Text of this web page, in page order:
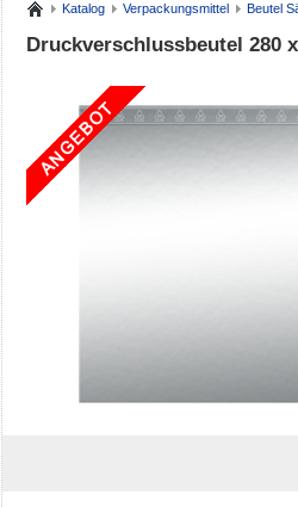
Katalog Verpackungsmittel Beutel
Druckverschlussbeutel 280